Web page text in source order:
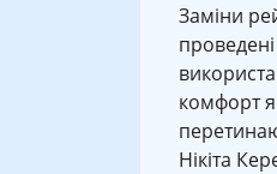
Заміни
комфорт
Нікіта